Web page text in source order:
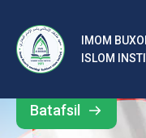
IMOM
ISLOM
b
al
ar
Barcha
yangiliklar
Batafsil